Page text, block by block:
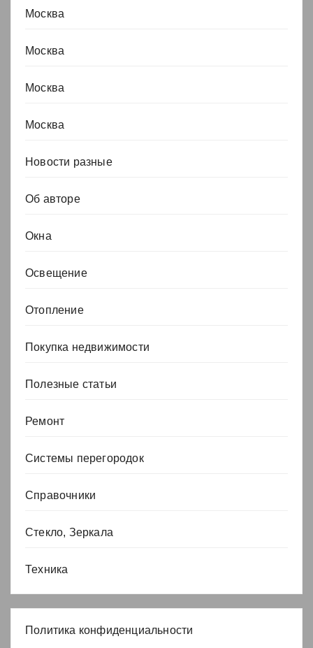
Москва
Москва
Москва
Москва
Новости разные
Об авторе
Окна
Освещение
Отопление
Покупка недвижимости
Полезные статьи
Ремонт
Системы перегородок
Справочники
Стекло, Зеркала
Техника
Политика конфиденциальности